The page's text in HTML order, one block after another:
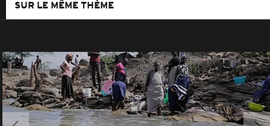
SUR LE MÊME THÈME